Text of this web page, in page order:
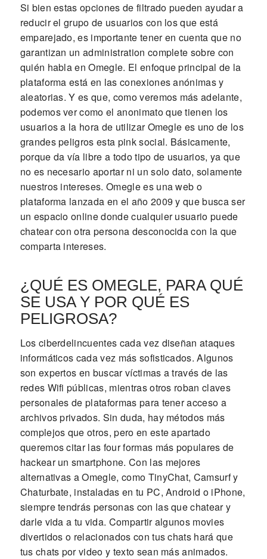
Si bien estas opciones de filtrado pueden ayudar a
reducir el grupo de usuarios con los que está
emparejado, es importante tener en cuenta que no
garantizan un administration complete sobre con
quién habla en Omegle. El enfoque principal de la
plataforma está en las conexiones anónimas y
aleatorias. Y es que, como veremos más adelante,
podemos ver como el anonimato que tienen los
usuarios a la hora de utilizar Omegle es uno de los
grandes peligros esta pink social. Básicamente,
porque da vía libre a todo tipo de usuarios, ya que
no es necesario aportar ni un solo dato, solamente
nuestros intereses. Omegle es una web o
plataforma lanzada en el año 2009 y que busca ser
un espacio online donde cualquier usuario puede
chatear con otra persona desconocida con la que
comparta intereses.
¿QUÉ ES OMEGLE, PARA QUÉ
SE USA Y POR QUÉ ES
PELIGROSA?
Los ciberdelincuentes cada vez diseñan ataques
informáticos cada vez más sofisticados. Algunos
son expertos en buscar víctimas a través de las
redes Wifi públicas, mientras otros roban claves
personales de plataformas para tener acceso a
archivos privados. Sin duda, hay métodos más
complejos que otros, pero en este apartado
queremos citar las four formas más populares de
hackear un smartphone. Con las mejores
alternativas a Omegle, como TinyChat, Camsurf y
Chaturbate, instaladas en tu PC, Android o iPhone,
siempre tendrás personas con las que chatear y
darle vida a tu vida. Compartir algunos movies
divertidos o relacionados con tus chats hará que
tus chats por video y texto sean más animados.